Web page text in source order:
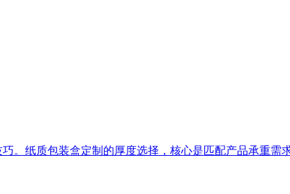
。纸质包装盒定制的厚度选择，核心是匹配产品承重需